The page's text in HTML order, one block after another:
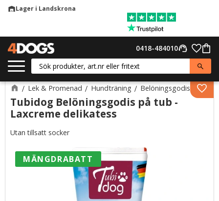
warehouseLager i Landskrona
support_agent
0418-484010
Lek & Promenad Hundträning Belöningsgodis
Tubidog Belöningsgodis på tub -
Laxcreme delikatess
Utan tillsatt socker
MÄNGDRABATT